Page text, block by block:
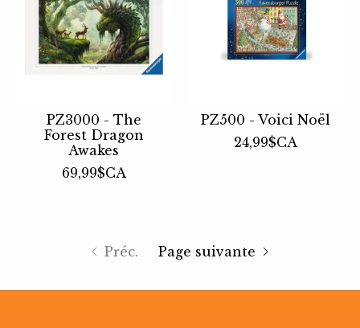
PZ3000 - The
Forest Dragon
Awakes
69,99$CA
PZ500 - Voici Noël
24,99$CA
Préc. Page suivante